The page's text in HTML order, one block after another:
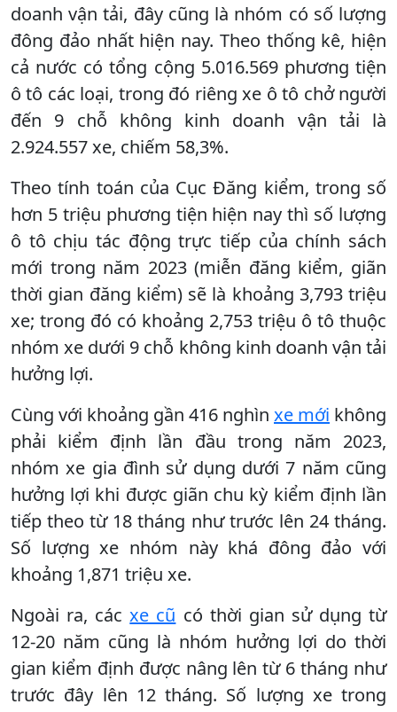
doanh vận tải, đây cũng là nhóm có số lượng
đông đảo nhất hiện nay. Theo thống kê, hiện
cả nước có tổng cộng 5.016.569 phương tiện
ô tô các loại, trong đó riêng xe ô tô chở người
đến 9 chỗ không kinh doanh vận tải là
2.924.557 xe, chiếm 58,3%.
Theo tính toán của Cục Đăng kiểm, trong số
hơn 5 triệu phương tiện hiện nay thì số lượng
ô tô chịu tác động trực tiếp của chính sách
mới trong năm 2023 (miễn đăng kiểm, giãn
thời gian đăng kiểm) sẽ là khoảng 3,793 triệu
xe; trong đó có khoảng 2,753 triệu ô tô thuộc
nhóm xe dưới 9 chỗ không kinh doanh vận tải
hưởng lợi.
Cùng với khoảng gần 416 nghìn xe mới không
phải kiểm định lần đầu trong năm 2023,
nhóm xe gia đình sử dụng dưới 7 năm cũng
hưởng lợi khi được giãn chu kỳ kiểm định lần
tiếp theo từ 18 tháng như trước lên 24 tháng.
Số lượng xe nhóm này khá đông đảo với
khoảng 1,871 triệu xe.
Ngoài ra, cácxe cũ có thời gian sử dụng từ
12-20 năm cũng là nhóm hưởng lợi do thời
gian kiểm định được nâng lên từ 6 tháng như
trước đây lên 12 tháng. Số lượng xe trong